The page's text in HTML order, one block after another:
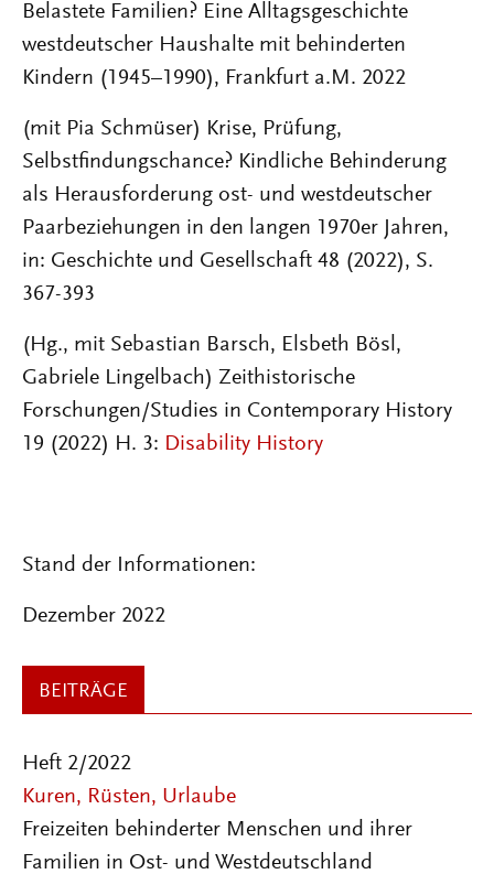
Belastete Familien? Eine Alltagsgeschichte
westdeutscher Haushalte mit behinderten
Kindern (1945–1990), Frankfurt a.M. 2022
(mit Pia Schmüser) Krise, Prüfung,
Selbstfindungschance? Kindliche Behinderung
als Herausforderung ost- und westdeutscher
Paarbeziehungen in den langen 1970er Jahren,
in: Geschichte und Gesellschaft 48 (2022), S.
367-393
(Hg., mit Sebastian Barsch, Elsbeth Bösl,
Gabriele Lingelbach) Zeithistorische
Forschungen/Studies in Contemporary History
19 (2022) H. 3: Disability History
Stand der Informationen:
Dezember 2022
BEITRÄGE
Heft 2/2022
Kuren, Rüsten, Urlaube
Freizeiten behinderter Menschen und ihrer
Familien in Ost- und Westdeutschland